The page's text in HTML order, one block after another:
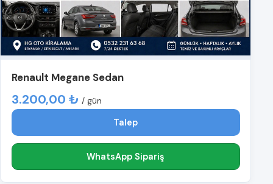
Renault Megane Sedan
3.200,00 ₺ / gün
Talep
WhatsApp Sipariş